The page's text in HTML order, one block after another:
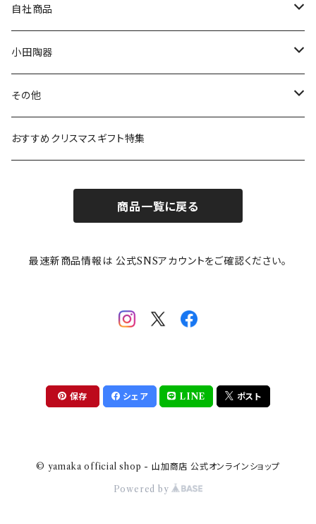
プレート
ボウル
ガラスウェア
カトラリー
80th記念アイテム
リトルミイの日記念アイテム
MOOMIN ANIMATION
スヌーピー
ピーターラビット
ポケットモンスター
mofusand（モフサンド）
mofsand×日比谷花壇
ちびまる子ちゃんandクレヨンしんちゃん
LA AMYS(エミーズ)
LISA LARSON(リサラーソン)
LAURA ASHLEY(ローラ アシュレイ)
Finlayson(フィンレイソン)
HANAE MORI(ハナエモリ)
THE BEATLES(ザ・ビートルズ)
【山加商店×yaeko】migratory bird
自社商品
ねこ企画
Cecera(セセラ)
CELEC(セレック)
隅切り重箱
HAPPY DINING(ハッピーダイニング)
小田陶器
さざなみ
吉祥
メイメイウェア
SoSo(ソソ）
その他
リサイクル食器
おすすめクリスマスギフト特集
商品一覧に戻る
最速新商品情報は 公式SNSアカウントをご確認ください。
保存 シェア LINE ポスト
© yamaka official shop - 山加商店 公式オンラインショップ
Powered by